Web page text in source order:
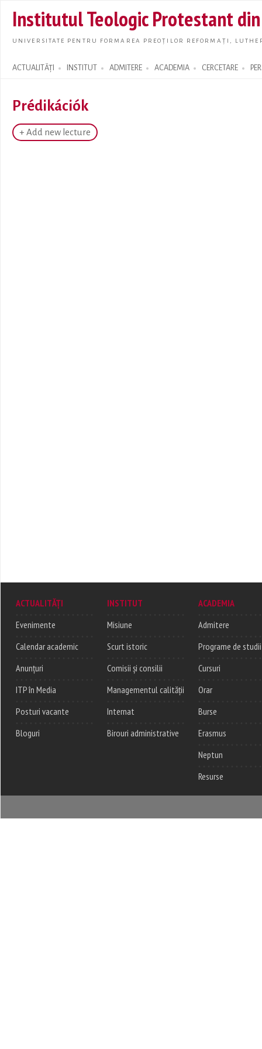
main
Institutul Teologic Protestant
UNIVERSITATE PENTRU FORMAREA PREOȚILOR REFORMAȚI,
ACTUALITĂȚI INSTITUT ADMITERE ACADEMIA CERCETARE
Search form
Prédikációk
+ Add new lecture
ACTUALITĂȚI
Evenimente
Calendar academic
Anunțuri
ITP în Media
Posturi vacante
Bloguri
INSTITUT
Misiune
Scurt istoric
Comisii și consilii
Managementul calității
Internat
Birouri administrative
ACADEMIA
Admitere
Programe de studii
Cursuri
Orar
Burse
Erasmus
Neptun
Resurse